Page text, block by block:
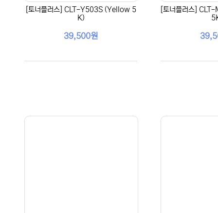
[토너플러스] CLT-Y503S (Yellow 5
K)
39,500원
[토너플러스]